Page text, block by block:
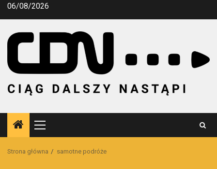
Przejdź
06/08/2026
Menu
główne
Strona główna samotne podróże